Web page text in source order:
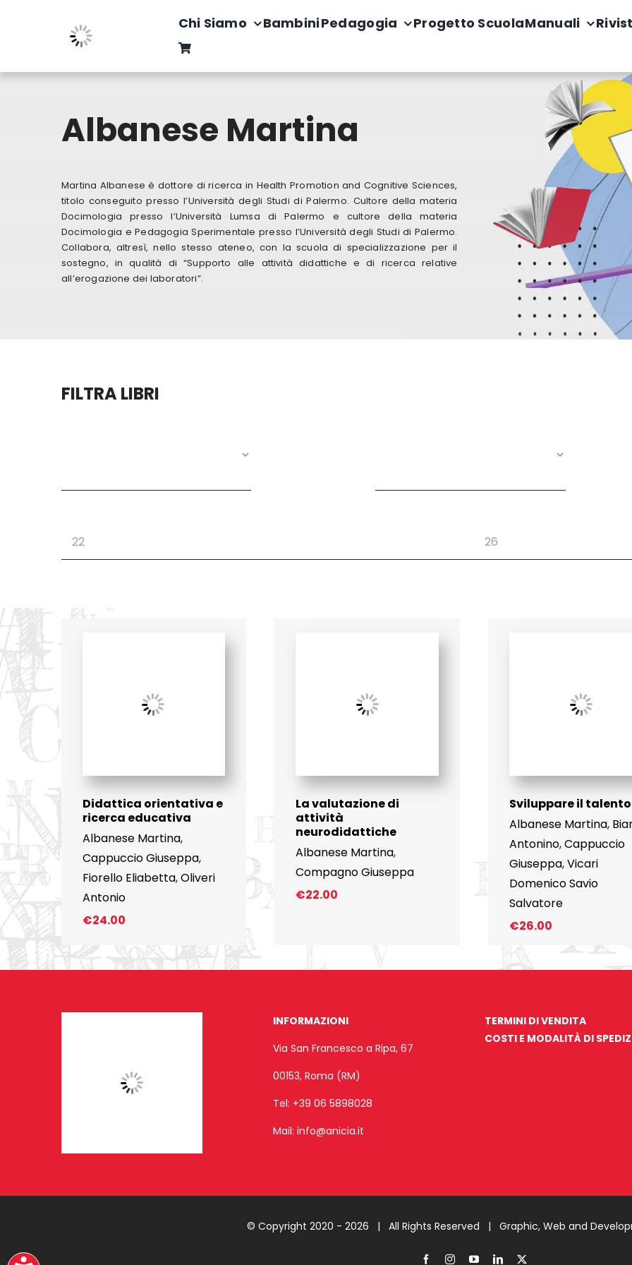
Chi Siamo BambiniPedagogia Progetto ScuolaManuali
Albanese Martina
Martina Albanese è dottore di ricerca in Health Promotion and Cognitive Sciences,
titolo conseguito presso l’Università degli Studi di Palermo. Cultore della materia
Docimologia presso l’Università Lumsa di Palermo e cultore della materia
Docimologia e Pedagogia Sperimentale presso l’Università degli Studi di Palermo.
Collabora, altresì, nello stesso ateneo, con la scuola di specializzazione per il
sostegno, in qualità di “Supporto alle attività didattiche e di ricerca relative
all’erogazione dei laboratori”.
FILTRA LIBRI
Didattica orientativa e
ricerca educativa
Albanese Martina,
Cappuccio Giuseppa,
Fiorello Eliabetta,Oliveri
Antonio
€24.00
La valutazione di
attività
neurodidattiche
Albanese Martina,
Compagno Giuseppa
€22.00
Sviluppare il talento
Albanese Martina,
Antonino,Cappuccio
Giuseppa,Vicari
Domenico Savio
Salvatore
€26.00
INFORMAZIONI
Via San Francesco a Ripa, 67
00153, Roma (RM)
Tel: +39 06 5898028
Mail: info@anicia.it
TERMINI DI VENDITA
COSTI E MODALITÀ DI
© Copyright 2020 - 2026 | All Rights Reserved | Graphic, Web and
FacebookInstagramYouTubeLinkedIn